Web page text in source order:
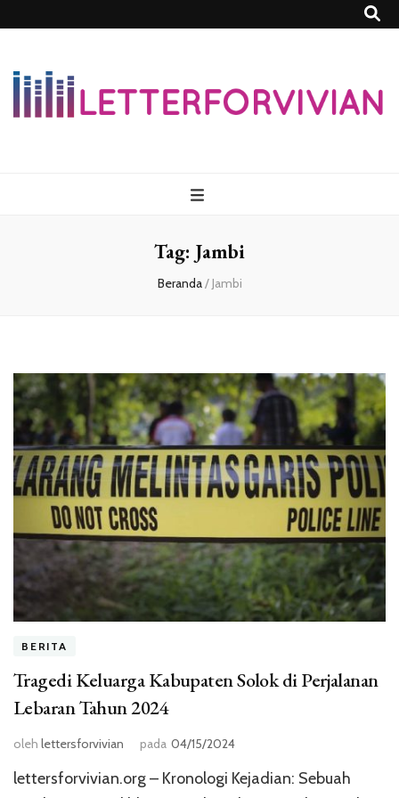
Tag: Jambi
Beranda/Jambi
BERITA
Tragedi Keluarga Kabupaten Solok di Perjalanan
Lebaran Tahun 2024
oleh lettersforvivian pada 04/15/2024
lettersforvivian.org – Kronologi Kejadian: Sebuah